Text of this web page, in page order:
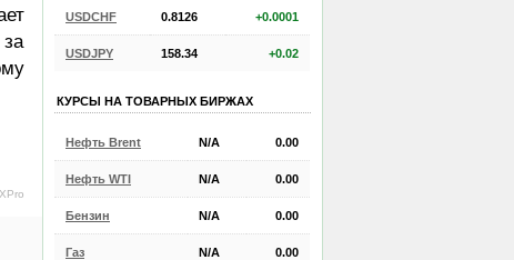
USDCHF 0.8126 +0.0001
USDJPY 158.34 +0.02
КУРСЫ НА ТОВАРНЫХ БИРЖАХ
Нефть Brent N/A 0.00
Нефть WTI N/A 0.00
Бензин N/A 0.00
Газ N/A 0.00